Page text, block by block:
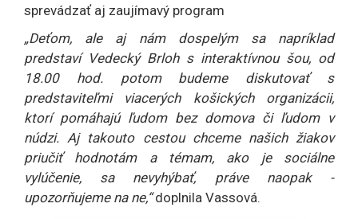
sprevádzať aj zaujímavý program
„Deťom, ale aj nám dospelým sa napríklad
predstaví Vedecký Brloh s interaktívnou šou, od
18.00 hod. potom budeme diskutovať s
predstaviteľmi viacerých košických organizácii,
ktorí pomáhajú ľudom bez domova či ľudom v
núdzi. Aj takouto cestou chceme našich žiakov
priučiť hodnotám a témam, ako je sociálne
vylúčenie, sa nevyhýbať, práve naopak -
upozorňujeme na ne,“doplnila Vassová.